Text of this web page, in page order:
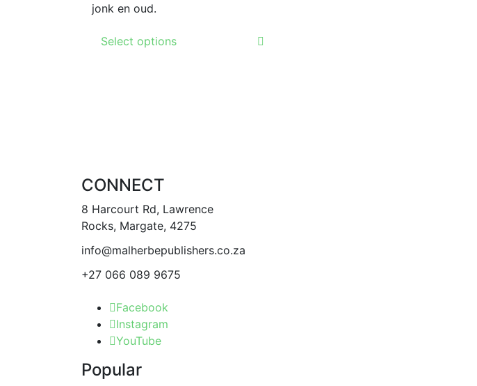
jonk en oud.
Select options
the
page
CONNECT
8 Harcourt Rd, Lawrence
Rocks, Margate, 4275
info@malherbepublishers.co.za
+27 066 089 9675
Facebook
Instagram
YouTube
Popular